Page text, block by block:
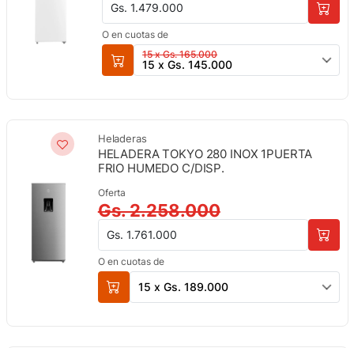
Gs. 1.479.000
O en cuotas de
15 x Gs. 165.000
15 x Gs. 145.000
Heladeras
HELADERA TOKYO 280 INOX 1PUERTA
FRIO HUMEDO C/DISP.
Oferta
Gs. 2.258.000
Gs. 1.761.000
O en cuotas de
15 x Gs. 189.000